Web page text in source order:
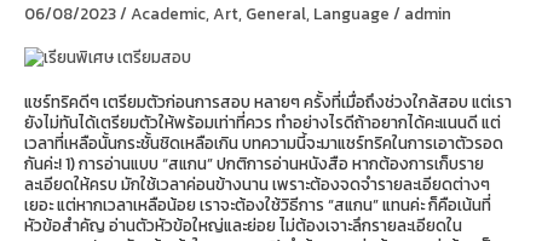
06/08/2023/Academic,Art, General, Language / admin
แชร์ทริคดีๆ เตรียมตัวก่อนการสอบ หลายๆ ครั้งที่เมื่อถึงช่วงใกล้สอบ แต่เรา
ยังไม่ทันได้เตรียมตัวให้พร้อมเท่าที่ควร ทำอย่างไรดีถ้าอยากได้คะแนนดี แต่
เวลาที่เหลือนั้นกระชั้นชิดเหลือเกิน บทความนี้จะมาแชร์ทริคในการเอาตัวรอด
กันค่ะ! 1) การอ่านแบบ “สแกน” ปกติการอ่านหนังสือ หากต้องการเก็บราย
ละเอียดให้ครบ มักใช้เวลาค่อนข้างนาน เพราะต้องจดจำรายละเอียดต่างๆ
เยอะ แต่หากเวลาเหลือน้อย เราจะต้องใช้วิธีการ “สแกน” แทนค่ะ ก็คือเน้นที่
หัวข้อสำคัญ อ่านตัวหัวข้อใหญ่และย่อย ไม่ต้องเจาะลึกรายละเอียดใน
แต่
น้อย?